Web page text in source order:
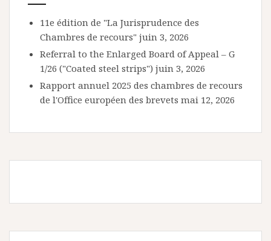
11e édition de "La Jurisprudence des
Chambres de recours" juin 3, 2026
Referral to the Enlarged Board of Appeal – G
1/26 ("Coated steel strips") juin 3, 2026
Rapport annuel 2025 des chambres de recours
de l'Office européen des brevets mai 12, 2026